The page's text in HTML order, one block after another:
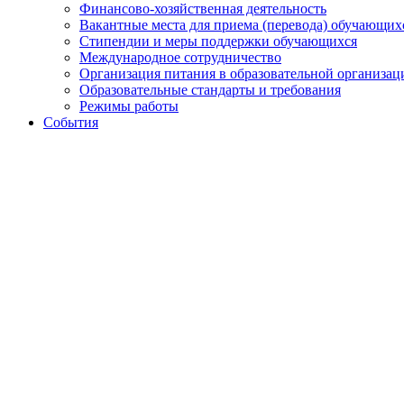
Финансово-хозяйственная деятельность
Вакантные места для приема (перевода)
Стипендии и меры поддержки обучающихся
Международное сотрудничество
Организация питания в образовательной
Образовательные стандарты и требования
Режимы работы
События